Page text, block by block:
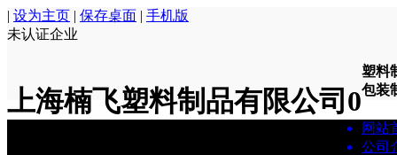
| 设为主页 | 保存桌面 | 手机版
未认证企业
上海楠飞塑料制品有限公司 0
塑料
包装
网站
公司